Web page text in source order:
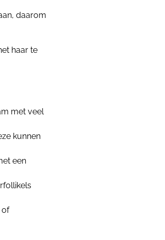
daarom
haar te
met veel
kunnen
een
of